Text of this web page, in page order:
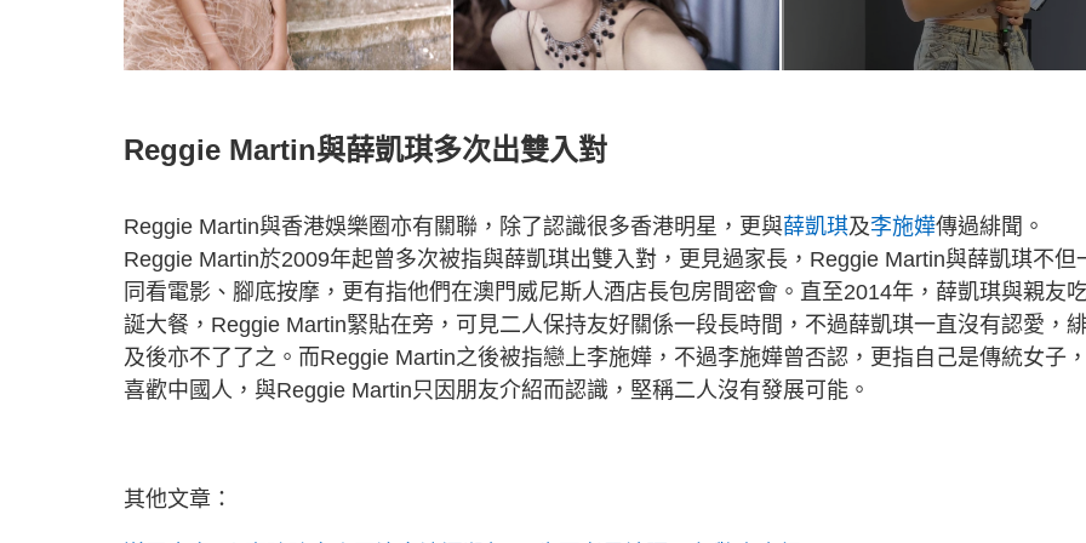
Reggie Martin與薛凱琪多次出雙入對
Reggie Martin與香港娛樂圈亦有關聯，除了認識很多香港明星，更與薛凱琪及李施嬅傳過緋聞。
Reggie Martin於2009年起曾多次被指與薛凱琪出雙入對，更見過家長，Reggie Martin與薛凱琪不但
同看電影、腳底按摩，更有指他們在澳門威尼斯人酒店長包房間密會。直至2014年，薛凱琪與親友
誕大餐，Reggie Martin緊貼在旁，可見二人保持友好關係一段長時間，不過薛凱琪一直沒有認愛，
及後亦不了了之。而Reggie Martin之後被指戀上李施嬅，不過李施嬅曾否認，更指自己是傳統女子
喜歡中國人，與Reggie Martin只因朋友介紹而認識，堅稱二人沒有發展可能。
其他文章：